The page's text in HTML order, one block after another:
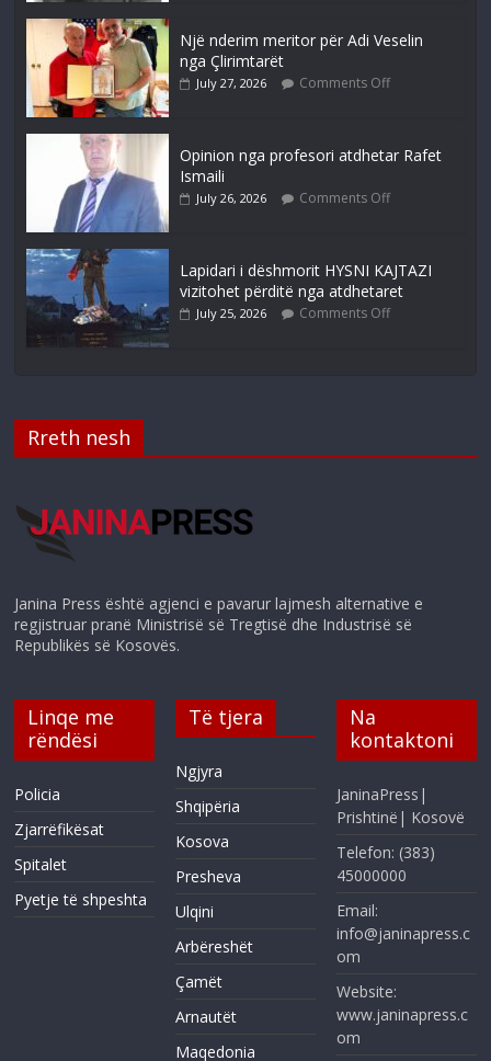
Një nderim meritor për Adi Veselin
nga Çlirimtarët
July 27, 2026 Comments Off
Opinion nga profesori atdhetar Rafet
Ismaili
July 26, 2026 Comments Off
Lapidari i dëshmorit HYSNI KAJTAZI
vizitohet përditë nga atdhetaret
July 25, 2026 Comments Off
Rreth nesh
Janina Press është agjenci e pavarur lajmesh alternative e
regjistruar pranë Ministrisë së Tregtisë dhe Industrisë së
Republikës së Kosovës.
Linqe me
rëndësi
Policia
Zjarrëfikësat
Spitalet
Pyetje të shpeshta
Të tjera
Ngjyra
Shqipëria
Kosova
Presheva
Ulqini
Arbëreshët
Çamët
Arnautët
Maqedonia
Na
kontaktoni
JaninaPress|
Prishtinë| Kosovë
Telefon: (383)
45000000
Email:
info@janinapress.c
om
Website:
www.janinapress.c
om